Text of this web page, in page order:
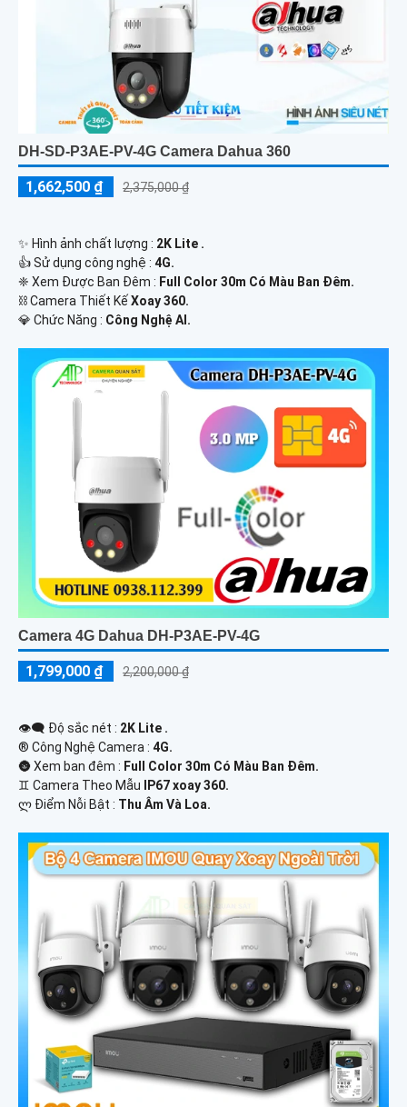
DH-SD-P3AE-PV-4G Camera Dahua 360
1,662,500 ₫ 2,375,000 ₫
✨ Hình ảnh chất lượng : 2K Lite .
👍 Sử dụng công nghệ : 4G.
❈ Xem Được Ban Đêm : Full Color 30m Có Màu Ban Ðêm.
⛓ Camera Thiết Kế Xoay 360.
️💎 Chức Năng : Công Nghệ AI.
Camera 4G Dahua DH-P3AE-PV-4G
1,799,000 ₫ 2,200,000 ₫
👁️‍🗨 Độ sắc nét : 2K Lite .
®️ Công Nghệ Camera : 4G.
🌚 Xem ban đêm : Full Color 30m Có Màu Ban Ðêm.
♊ Camera Theo Mẫu
IP67 xoay 360.
️ლ Điểm Nỗi Bật : Thu Âm Và Loa.